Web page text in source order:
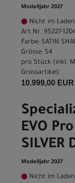
Modelljahr 2027
Nicht im
Art.Nr. 95227-
Farbe: SATIN
Grösse: S4
pro Stück (inkl.
Grossartikel)
10.999,00 EUR
EVO
SILVER
Modelljahr 2027
Nicht im